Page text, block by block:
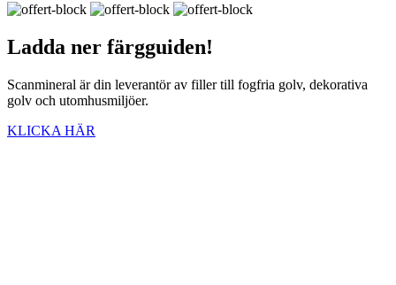
Ladda ner färgguiden!
Scanmineral är din leverantör av filler till fogfria golv, dekorativa
golv och utomhusmiljöer.
KLICKA HÄR